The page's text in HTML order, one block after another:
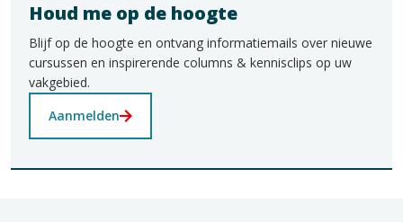
Houd me op de hoogte
Blijf op de hoogte en ontvang informatiemails over nieuwe
cursussen en inspirerende columns & kennisclips op uw
vakgebied.
Aanmelden